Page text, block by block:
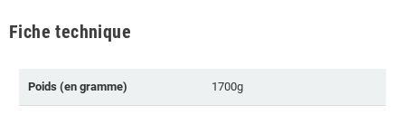
Fiche technique
Poids (en gramme) 1700g